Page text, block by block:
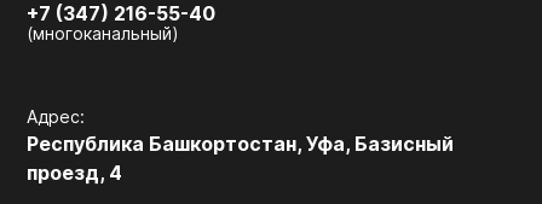
+7 (347) 216-55-40
(многоканальный)
Адрес:
Республика Башкортостан, Уфа, Базисный
проезд, 4